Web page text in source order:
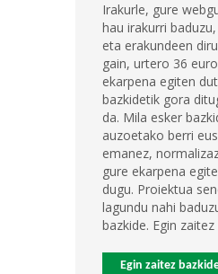
Irakurle, gure
hau irakurri
eta erakundeen
gain, urtero 36
ekarpena egiten
bazkidetik gora
da. Mila esker
auzoetako berri
emanez,
gure ekarpena
dugu. Proiektua
lagundu nahi
bazkide. Egin zaitez
Egin zaitez